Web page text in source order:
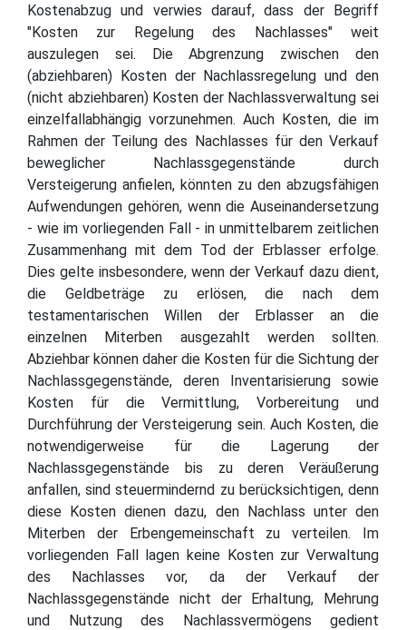
Kostenabzug und verwies darauf, dass der Begriff
"Kosten zur Regelung des Nachlasses" weit
auszulegen sei. Die Abgrenzung zwischen den
(abziehbaren) Kosten der Nachlassregelung und den
(nicht abziehbaren) Kosten der Nachlassverwaltung sei
einzelfallabhängig vorzunehmen. Auch Kosten, die im
Rahmen der Teilung des Nachlasses für den Verkauf
beweglicher Nachlassgegenstände durch
Versteigerung anfielen, könnten zu den abzugsfähigen
Aufwendungen gehören, wenn die Auseinandersetzung
- wie im vorliegenden Fall - in unmittelbarem zeitlichen
Zusammenhang mit dem Tod der Erblasser erfolge.
Dies gelte insbesondere, wenn der Verkauf dazu dient,
die Geldbeträge zu erlösen, die nach dem
testamentarischen Willen der Erblasser an die
einzelnen Miterben ausgezahlt werden sollten.
Abziehbar können daher die Kosten für die Sichtung der
Nachlassgegenstände, deren Inventarisierung sowie
Kosten für die Vermittlung, Vorbereitung und
Durchführung der Versteigerung sein. Auch Kosten, die
notwendigerweise für die Lagerung der
Nachlassgegenstände bis zu deren Veräußerung
anfallen, sind steuermindernd zu berücksichtigen, denn
diese Kosten dienen dazu, den Nachlass unter den
Miterben der Erbengemeinschaft zu verteilen. Im
vorliegenden Fall lagen keine Kosten zur Verwaltung
des Nachlasses vor, da der Verkauf der
Nachlassgegenstände nicht der Erhaltung, Mehrung
und Nutzung des Nachlassvermögens gedient